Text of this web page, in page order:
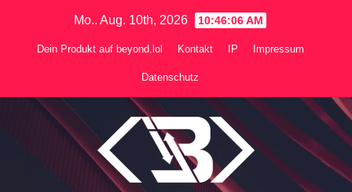
Mo.. Aug. 10th, 2026 10:46:06 AM
Dein Produkt auf beyond.lol Kontakt IP Impressum
Datenschutz